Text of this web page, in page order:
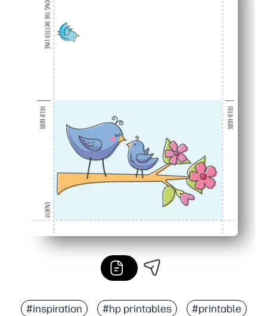
#inspiration #hp printables #printable